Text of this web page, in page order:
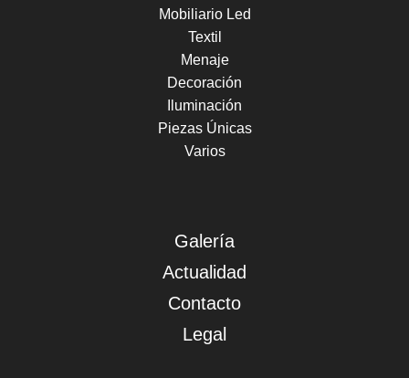
Mobiliario Led
Textil
Menaje
Decoración
Iluminación
Piezas Únicas
Varios
Galería
Actualidad
Contacto
Legal